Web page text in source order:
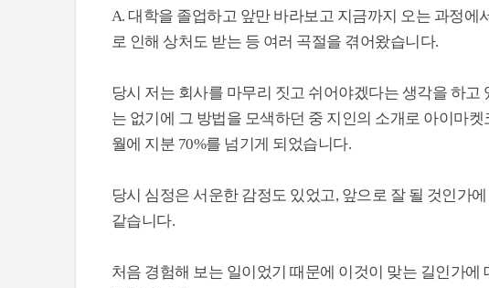
A. 대학을 졸업하고 앞만 바라보고 지금까지 오는 과정에
로 인해 상처도 받는 등 여러 곡절을 겪어왔습니다.
당시 저는 회사를 마무리 짓고 쉬어야겠다는 생각을 하
는 없기에 그 방법을 모색하던 중 지인의 소개로 아이마
월에 지분 70%를 넘기게 되었습니다.
당시 심정은 서운한 감정도 있었고, 앞으로 잘 될 것인가
같습니다.
처음 경험해 보는 일이었기 때문에 이것이 맞는 길인가